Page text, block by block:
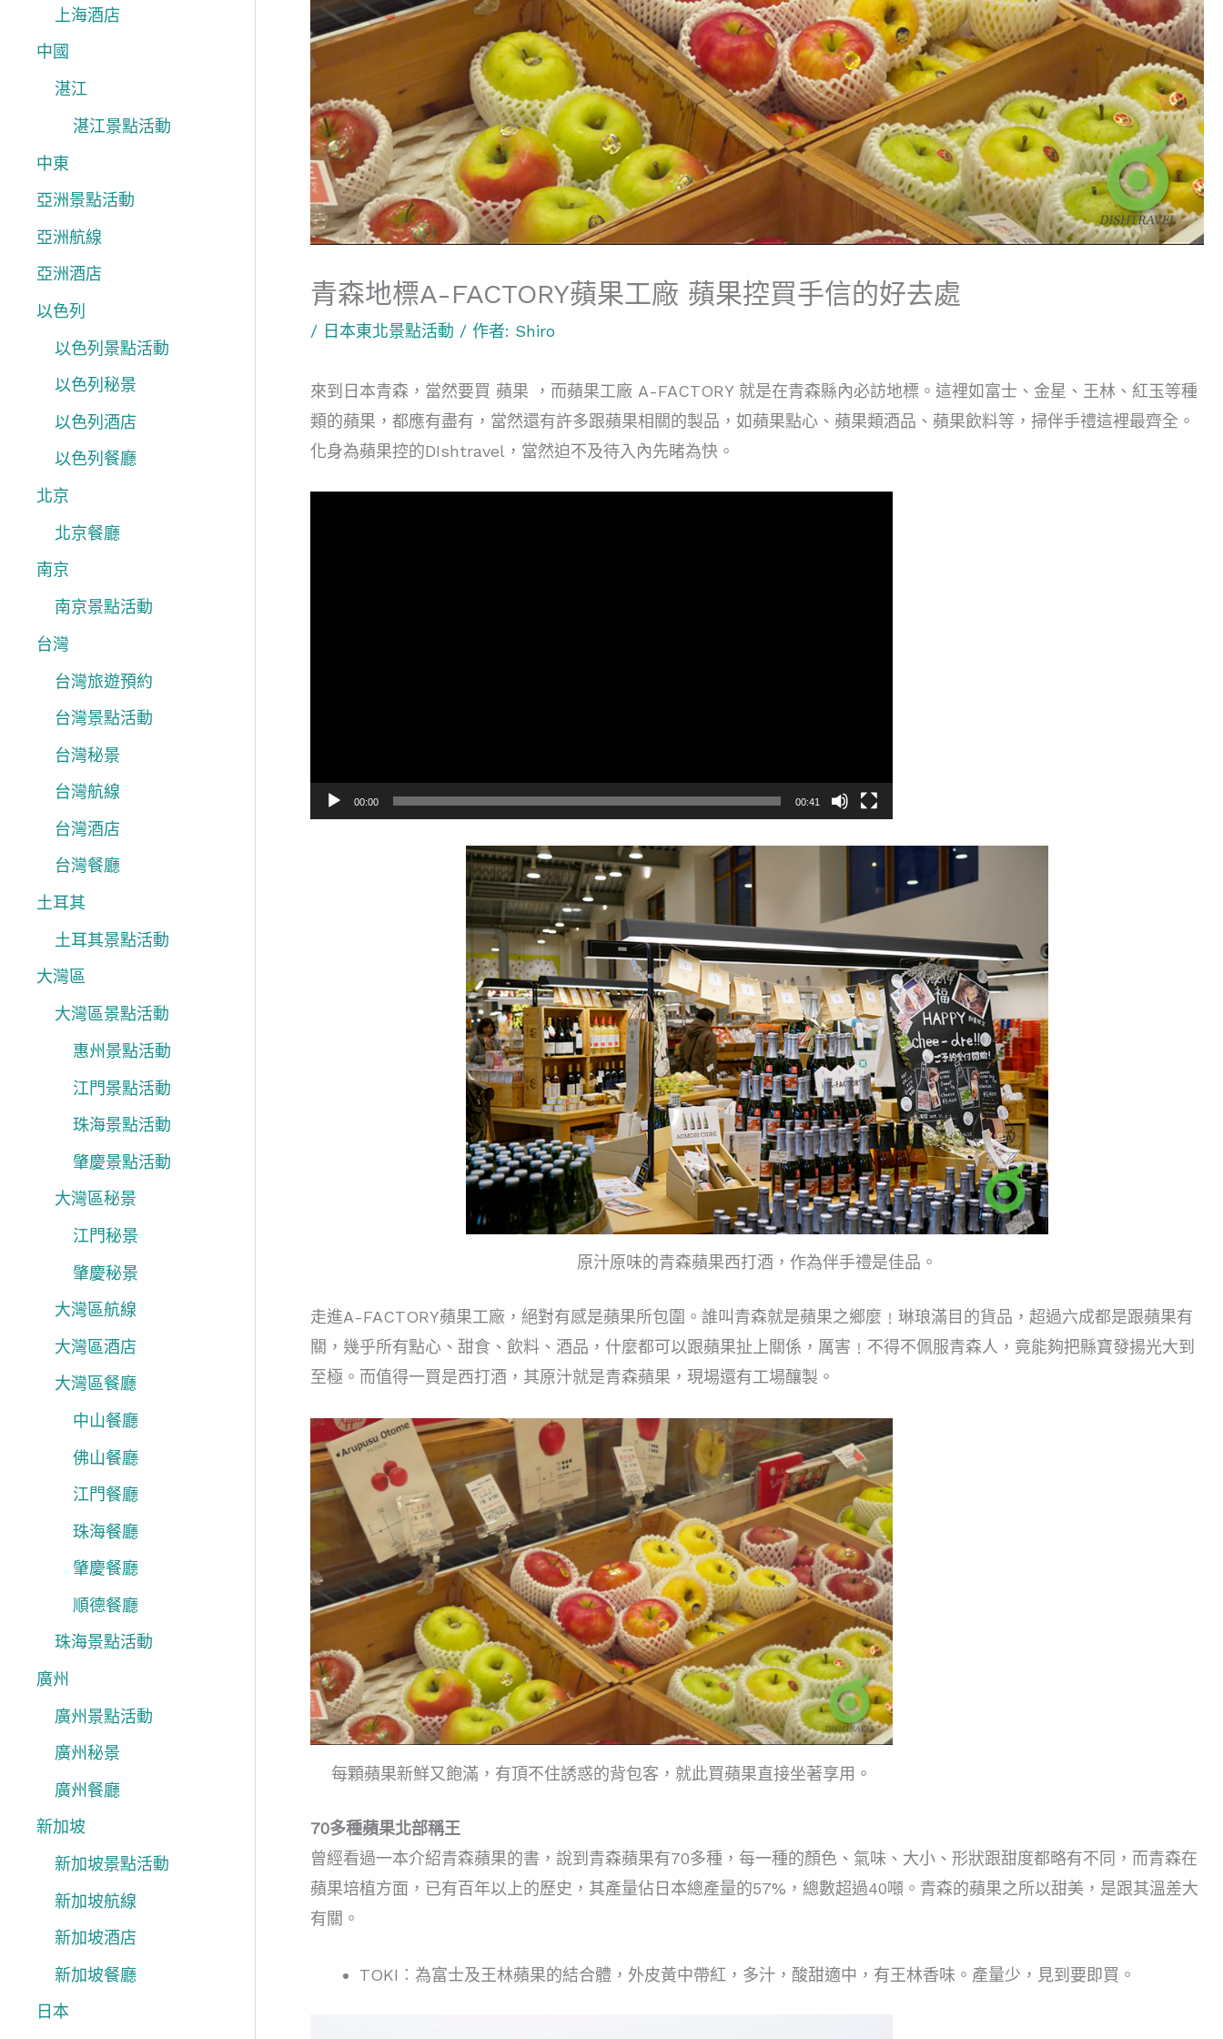
上海酒店
中國
湛江
湛江景點活動
中東
亞洲景點活動
亞洲航線
亞洲酒店
以色列
以色列景點活動
以色列秘景
以色列酒店
以色列餐廳
北京
北京餐廳
南京
南京景點活動
台灣
台灣旅遊預約
台灣景點活動
台灣秘景
台灣航線
台灣酒店
台灣餐廳
土耳其
土耳其景點活動
大灣區
大灣區景點活動
惠州景點活動
江門景點活動
珠海景點活動
肇慶景點活動
大灣區秘景
江門秘景
肇慶秘景
大灣區航線
大灣區酒店
大灣區餐廳
中山餐廳
佛山餐廳
江門餐廳
珠海餐廳
肇慶餐廳
順德餐廳
珠海景點活動
廣州
廣州景點活動
廣州秘景
廣州餐廳
新加坡
新加坡景點活動
新加坡航線
新加坡酒店
新加坡餐廳
日本
青森地標A-FACTORY蘋果工廠 蘋果控買手信的好去處
/ 日本東北景點活動 / 作者: Shiro
來到日本青森，當然要買 蘋果 ，而蘋果工廠 A-FACTORY 就是在青森縣內必訪地標。這裡如富士、金星、王林、紅玉等種
類的蘋果，都應有盡有，當然還有許多跟蘋果相關的製品，如蘋果點心、蘋果類酒品、蘋果飲料等，掃伴手禮這裡最齊全。
化身為蘋果控的DIshtravel，當然迫不及待入內先睹為快。
00:00 00:41
原汁原味的青森蘋果西打酒，作為伴手禮是佳品。
走進A-FACTORY蘋果工廠 ，絕對有感是蘋果所包圍。誰叫青森就是蘋果之鄉麼﹗琳琅滿目的貨品，超過六成都是跟蘋果有
關，幾乎所有點心、甜食、飲料、酒品，什麼都可以跟蘋果扯上關係，厲害﹗不得不佩服青森人，竟能夠把縣寶發揚光大到
至極。而值得一買是西打酒，其原汁就是青森蘋果，現場還有工場釀製。
每顆蘋果新鮮又飽滿，有頂不住誘惑的背包客，就此買蘋果直接坐著享用。
70多種蘋果北部稱王
曾經看過一本介紹青森蘋果的書，說到青森蘋果有70多種，每一種的顏色、氣味、大小、形狀跟甜度都略有不同，而青森在
蘋果培植方面，已有百年以上的歷史，其產量佔日本總產量的57%，總數超過40噸。青森的蘋果之所以甜美，是跟其溫差大
有關。
TOKI︰為富士及王林蘋果的結合體，外皮黃中帶紅，多汁，酸甜適中，有王林香味。產量少，見到要即買。